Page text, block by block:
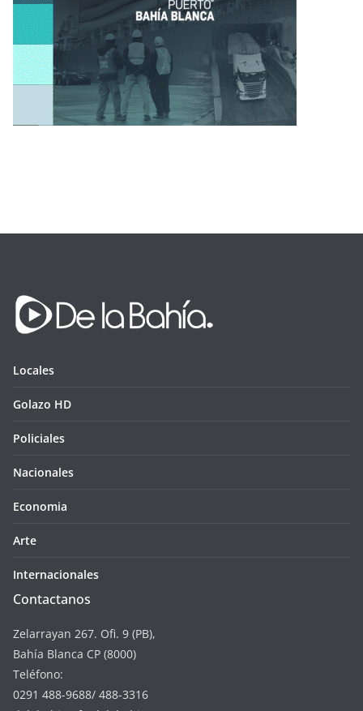
Locales
Golazo HD
Policiales
Nacionales
Economia
Arte
Internacionales
Contactanos
Zelarrayan 267. Ofi. 9 (PB),
Bahía Blanca CP (8000)
Teléfono:
0291 488-9688/ 488-3316